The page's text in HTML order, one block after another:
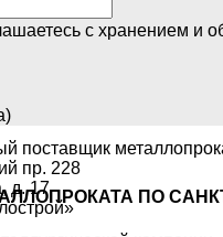
с хранением и
поставщик
пр. 228
д. 17
ПО